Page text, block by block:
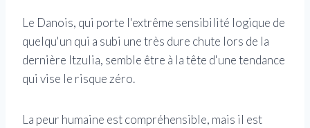
Le Danois, qui porte l'extrême sensibilité logique de
quelqu'un qui a subi une très dure chute lors de la
dernière Itzulia, semble être à la tête d'une tendance
qui vise le risque zéro.
La peur humaine est compréhensible, mais il est